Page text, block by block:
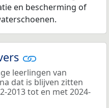
en bescherming of
leerlingen van
dat is blijven zitten
2013 tot en met 2024-